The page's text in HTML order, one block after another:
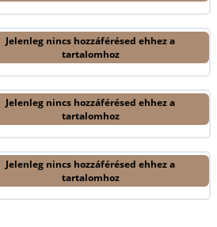
Jelenleg nincs hozzáférésed ehhez a
tartalomhoz
Jelenleg nincs hozzáférésed ehhez a
tartalomhoz
Jelenleg nincs hozzáférésed ehhez a
tartalomhoz